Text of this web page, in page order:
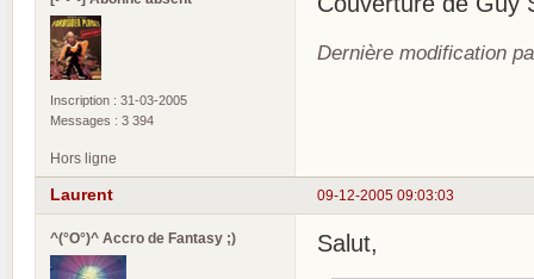
Inscription : 31-03-2005
Messages : 3 394
Dernière modification
Hors ligne
09-12-2005 09:03:03
Laurent
^(°O°)^ Accro de Fantasy ;) Salut,